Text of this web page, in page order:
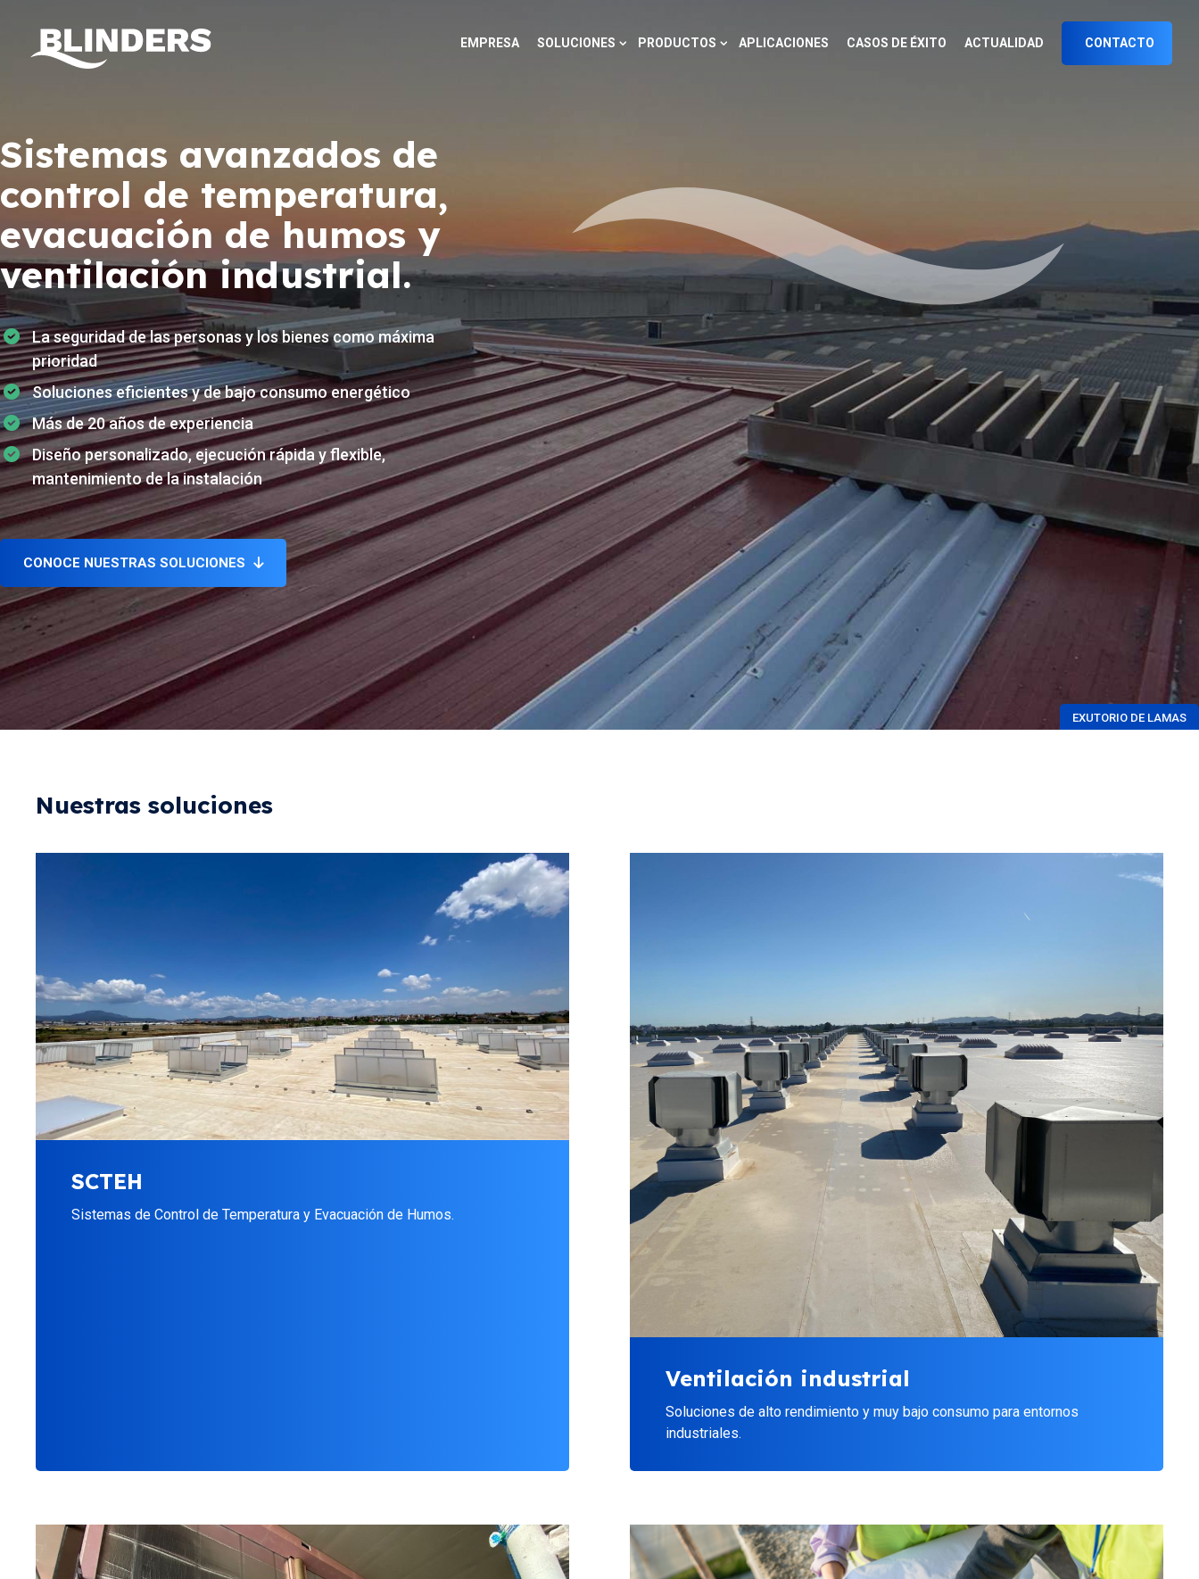
EMPRESA SOLUCIONES PRODUCTOS APLICACIONES CASOS DE ÉXITO ACTUALIDAD CONTACTO
EXUTORIO DE LAMAS
Sistemas avanzados de
control de temperatura,
evacuación de humos y
ventilación industrial.
La seguridad de las personas y los bienes como máxima
prioridad
Soluciones eficientes y de bajo consumo energético
Más de 20 años de experiencia
Diseño personalizado, ejecución rápida y flexible,
mantenimiento de la instalación
CONOCE NUESTRAS SOLUCIONES
Nuestras soluciones
SCTEH
Sistemas de Control de Temperatura y Evacuación de Humos.
Ventilación industrial
Soluciones de alto rendimiento y muy bajo consumo para entornos
industriales.